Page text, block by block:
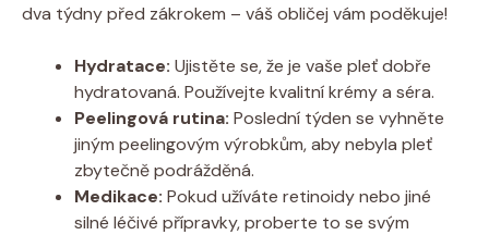
dva týdny před zákrokem – váš obličej vám poděkuje!
Hydratace: Ujistěte se, že je vaše pleť dobře
hydratovaná. Používejte kvalitní krémy a séra.
Peelingová rutina: Poslední týden se vyhněte
jiným peelingovým výrobkům, aby nebyla pleť
zbytečně podrážděná.
Medikace: Pokud užíváte retinoidy nebo jiné
silné léčivé přípravky, proberte to se svým